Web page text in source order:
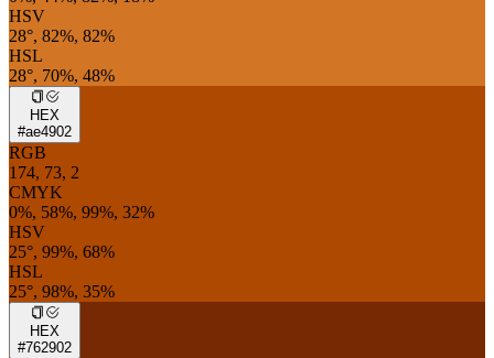
HSV
28°, 82%, 82%
HSL
28°, 70%, 48%
HEX
#ae4902
RGB
174, 73, 2
CMYK
0%, 58%, 99%, 32%
HSV
25°, 99%, 68%
HSL
25°, 98%, 35%
HEX
#762902